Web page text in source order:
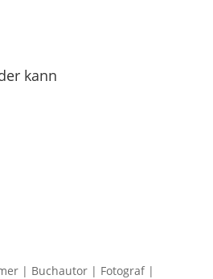
kann
| Buchautor | Fotograf |